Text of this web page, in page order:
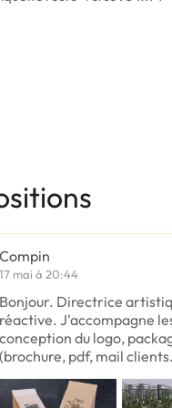
Compin
17 mai à 20:44
Bonjour. Directrice
réactive. J'accompagne
conception du logo,
(brochure, pdf, mail